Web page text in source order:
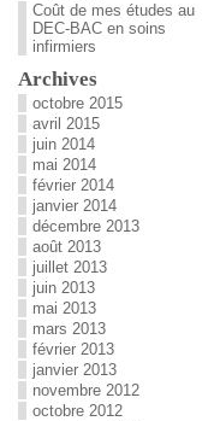
Coût de mes études au
DEC-BAC en soins
infirmiers
Archives
octobre 2015
avril 2015
juin 2014
mai 2014
février 2014
janvier 2014
décembre 2013
août 2013
juillet 2013
juin 2013
mai 2013
mars 2013
février 2013
janvier 2013
novembre 2012
octobre 2012